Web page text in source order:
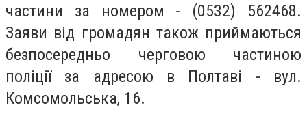
частини за номером - (0532) 562468.
Заяви від громадян також приймаються
безпосередньо черговою частиною
поліції за адресою в Полтаві - вул.
Комсомольська, 16.